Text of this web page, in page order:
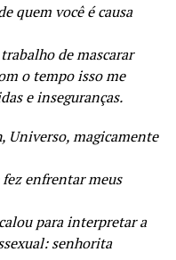
quem você é causa
de mascarar
o tempo isso me
e inseguranças.
Universo, magicamente
enfrentar meus
para interpretar a
senhorita